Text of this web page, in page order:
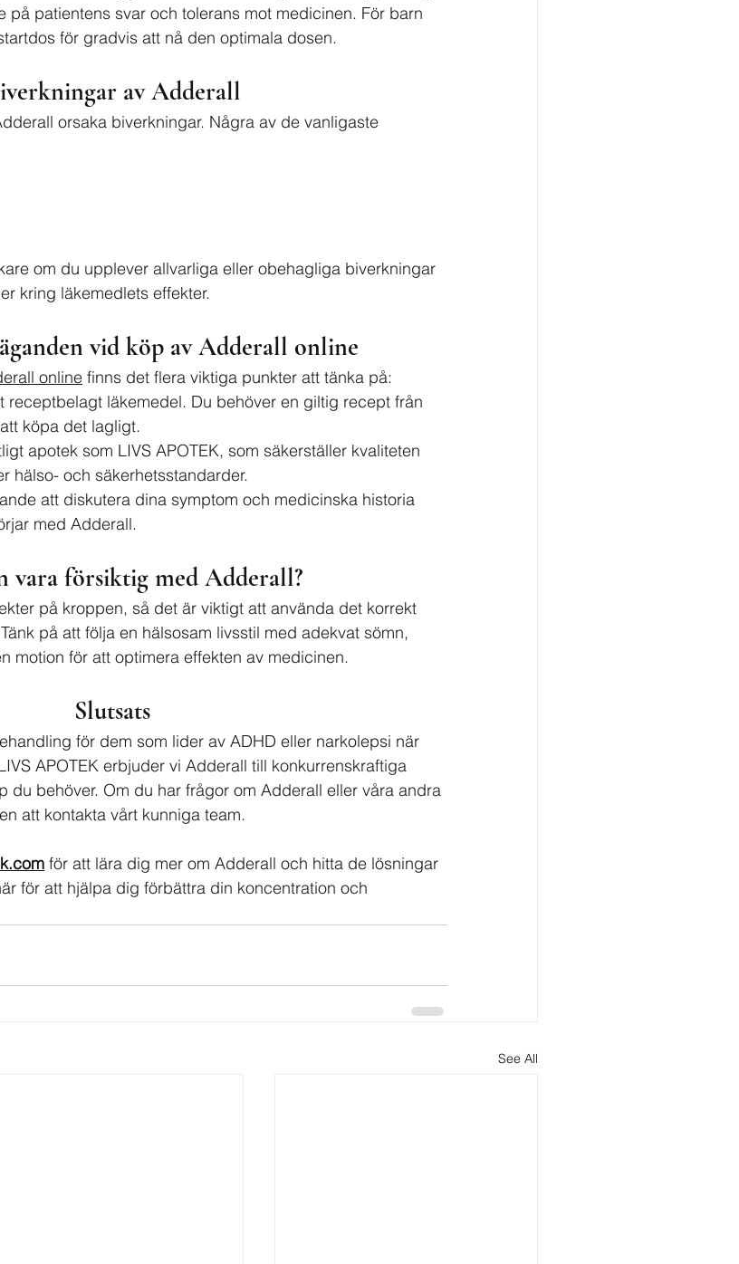
på patientens svar och tolerans mot medicinen. För barn
för gradvis att nå den optimala dosen.
av Adderall
orsaka biverkningar. Några av de vanligaste
om du upplever allvarliga eller obehagliga biverkningar
kring läkemedlets effekter.
vid köp av Adderall online
online finns det flera viktiga punkter att tänka på:
receptbelagt läkemedel. Du behöver en giltig recept från
köpa det lagligt.
apotek som LIVS APOTEK, som säkerställer kvaliteten
hälso- och säkerhetsstandarder.
att diskutera dina symptom och medicinska historia
med Adderall.
vara försiktig med Adderall?
på kroppen, så det är viktigt att använda det korrekt
på att följa en hälsosam livsstil med adekvat sömn,
motion för att optimera effekten av medicinen.
Slutsats
för dem som lider av ADHD eller narkolepsi när
APOTEK erbjuder vi Adderall till konkurrenskraftiga
du behöver. Om du har frågor om Adderall eller våra andra
att kontakta vårt kunniga team.
för att lära dig mer om Adderall och hitta de lösningar
för att hjälpa dig förbättra din koncentration och
See All